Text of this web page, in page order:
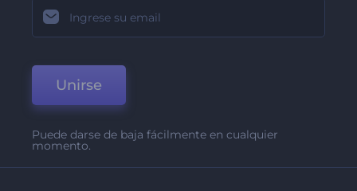
Unirse
Puede darse de baja fácilmente en cualquier
momento.